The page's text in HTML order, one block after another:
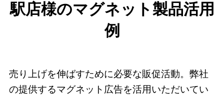
駅店様のマグネット製品活用
例
売り上げを伸ばすために必要な販促活動。弊社
の提供するマグネット広告を活用いただいてい